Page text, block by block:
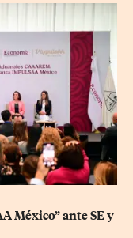
México” ante SE y